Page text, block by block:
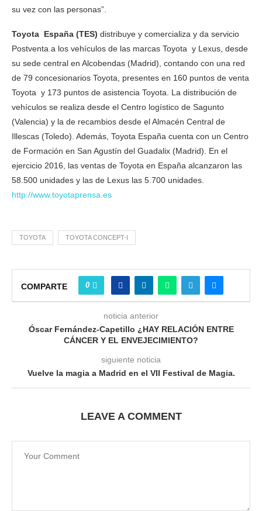
su vez con las personas”.
Toyota España (TES) distribuye y comercializa y da servicio
Postventa a los vehículos de las marcas Toyota y Lexus, desde
su sede central en Alcobendas (Madrid), contando con una red
de 79 concesionarios Toyota, presentes en 160 puntos de venta
Toyota y 173 puntos de asistencia Toyota. La distribución de
vehículos se realiza desde el Centro logístico de Sagunto
(Valencia) y la de recambios desde el Almacén Central de
Illescas (Toledo). Además, Toyota España cuenta con un Centro
de Formación en San Agustín del Guadalix (Madrid). En el
ejercicio 2016, las ventas de Toyota en España alcanzaron las
58.500 unidades y las de Lexus las 5.700 unidades.
http://www.toyotaprensa.es
TOYOTA TOYOTA CONCEPT-I
COMPARTE 0
noticia anterior
Óscar Fernández-Capetillo ¿HAY RELACIÓN ENTRE
CÁNCER Y EL ENVEJECIMIENTO?
siguiente noticia
Vuelve la magia a Madrid en el VII Festival de Magia.
LEAVE A COMMENT